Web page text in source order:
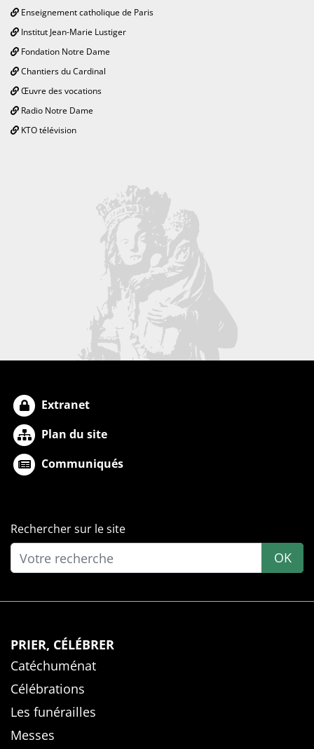
Enseignement catholique de Paris
Institut Jean-Marie Lustiger
Fondation Notre Dame
Chantiers du Cardinal
Œuvre des vocations
Radio Notre Dame
KTO télévision
Extranet
Plan du site
Communiqués
Rechercher sur le site
OK
PRIER, CÉLÉBRER
Catéchuménat
Célébrations
Les funérailles
Messes